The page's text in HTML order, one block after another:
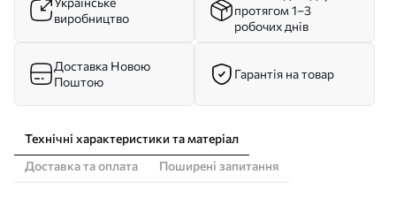
виробництво
протягом 1–3
робочих днів
Доставка Новою
Поштою
Гарантія на товар
Технічні характеристики та матеріал
Доставка та оплата
Поширені запитання